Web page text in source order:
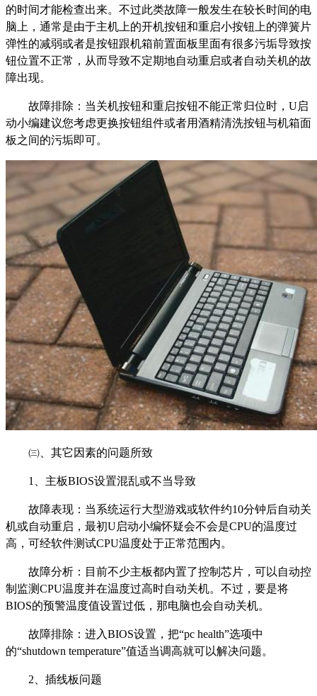
的时间才能检查出来。不过此类故障一般发生在较长时间的电
脑上，通常是由于主机上的开机按钮和重启小按钮上的弹簧片
弹性的减弱或者是按钮跟机箱前置面板里面有很多污垢导致按
钮位置不正常，从而导致不定期地自动重启或者自动关机的故
障出现。
故障排除：当关机按钮和重启按钮不能正常归位时，U启
动小编建议您考虑更换按钮组件或者用酒精清洗按钮与机箱面
板之间的污垢即可。
㈢、其它因素的问题所致
1、主板BIOS设置混乱或不当导致
故障表现：当系统运行大型游戏或软件约10分钟后自动关
机或自动重启，最初U启动小编怀疑会不会是CPU的温度过
高，可经软件测试CPU温度处于正常范围内。
故障分析：目前不少主板都内置了控制芯片，可以自动控
制监测CPU温度并在温度过高时自动关机。不过，要是将
BIOS的预警温度值设置过低，那电脑也会自动关机。
故障排除：进入BIOS设置，把“pc health”选项中
的“shutdown temperature”值适当调高就可以解决问题。
2、插线板问题